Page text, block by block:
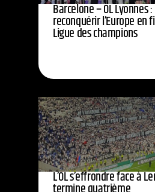
Barcelone – OL Lyonnes
reconquérir l’Europe en
Ligue des champions
L’OL s’effrondre face à